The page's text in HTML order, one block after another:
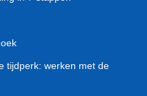
tijdperk: werken met de